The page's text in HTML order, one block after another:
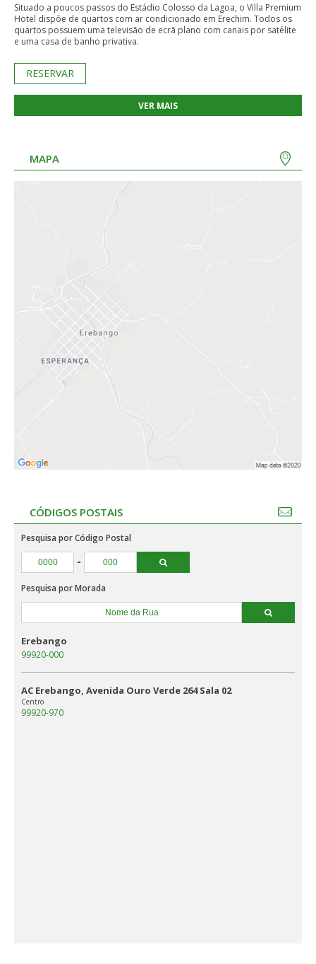
Situado a poucos passos do Estádio Colosso da Lagoa, o Villa Premium
Hotel dispõe de quartos com ar condicionado em Erechim. Todos os
quartos possuem uma televisão de ecrã plano com canais por satélite
e uma casa de banho privativa.
RESERVAR
VER MAIS
MAPA
CÓDIGOS POSTAIS
Pesquisa por Código Postal
-
Pesquisa por Morada
Erebango
99920-000
AC Erebango, Avenida Ouro Verde 264 Sala 02
Centro
99920-970